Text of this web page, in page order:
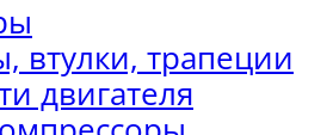
втулки, трапеции
двигателя